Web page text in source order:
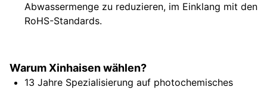
Abwassermenge zu reduzieren, im Einklang mit den
RoHS-Standards.
Warum Xinhaisen wählen?
13 Jahre Spezialisierung auf photochemisches